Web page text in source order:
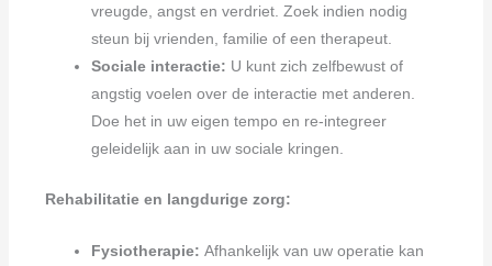
vreugde, angst en verdriet. Zoek indien nodig
steun bij vrienden, familie of een therapeut.
Sociale interactie: U kunt zich zelfbewust of
angstig voelen over de interactie met anderen.
Doe het in uw eigen tempo en re-integreer
geleidelijk aan in uw sociale kringen.
Rehabilitatie en langdurige zorg:
Fysiotherapie: Afhankelijk van uw operatie kan